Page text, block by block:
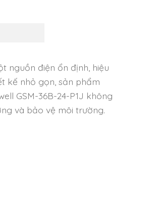
nguồn điện ổn định, hiệu
kế nhỏ gọn, sản phẩm
GSM-36B-24-P1J không
và bảo vệ môi trường.